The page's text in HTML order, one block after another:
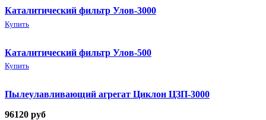
Каталитический фильтр Улов-3000
Купить
Каталитический фильтр Улов-500
Купить
Пылеулавливающий агрегат Циклон ЦЗП-3000
96120 руб